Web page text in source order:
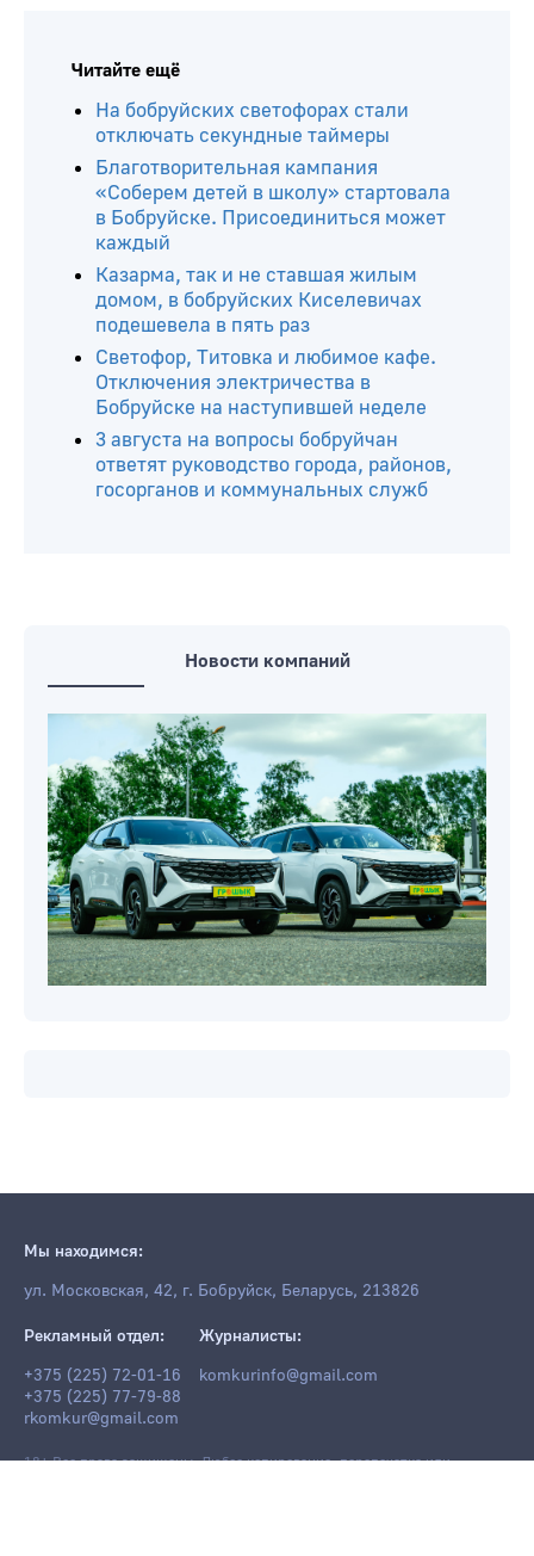
Читайте ещё
На бобруйских светофорах стали
отключать секундные таймеры
Благотворительная кампания
«Соберем детей в школу» стартовала
в Бобруйске. Присоединиться может
каждый
Казарма, так и не ставшая жилым
домом, в бобруйских Киселевичах
подешевела в пять раз
Светофор, Титовка и любимое кафе.
Отключения электричества в
Бобруйске на наступившей неделе
3 августа на вопросы бобруйчан
ответят руководство города, районов,
госорганов и коммунальных служб
Новости компаний
Мы находимся:
ул. Московская, 42, г. Бобруйск, Беларусь, 213826
Рекламный отдел:
+375 (225) 72-01-16
+375 (225) 77-79-88
rkomkur@gmail.com
Журналисты:
komkurinfo@gmail.com
18+ Все права защищены. Любое копирование, перепечатка или